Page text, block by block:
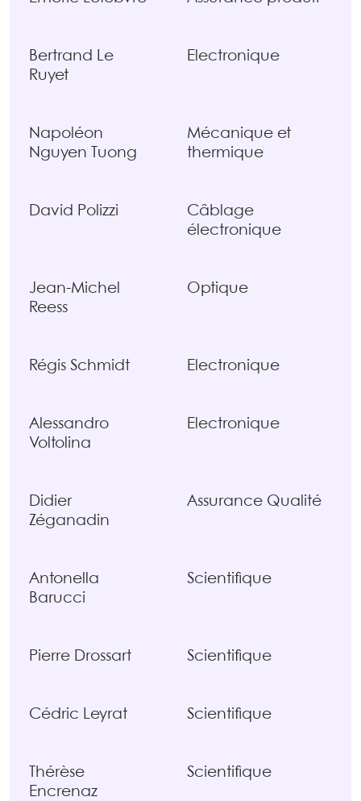
Bertrand Le
Ruyet
Electronique
Napoléon
Nguyen Tuong
Mécanique et
thermique
David Polizzi
Câblage
électronique
Jean-Michel
Reess
Optique
Régis Schmidt Electronique
Alessandro
Voltolina
Electronique
Didier
Zéganadin
Assurance Qualité
Antonella
Barucci
Scientifique
Pierre Drossart Scientifique
Cédric Leyrat Scientifique
Thérèse
Encrenaz
Scientifique